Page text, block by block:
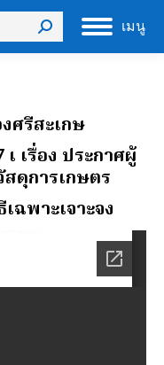
เมนู
ศรีสะเกษ
เรื่อง ประกาศผู้
ดุการเกษตร
ฉพาะเจาะจง